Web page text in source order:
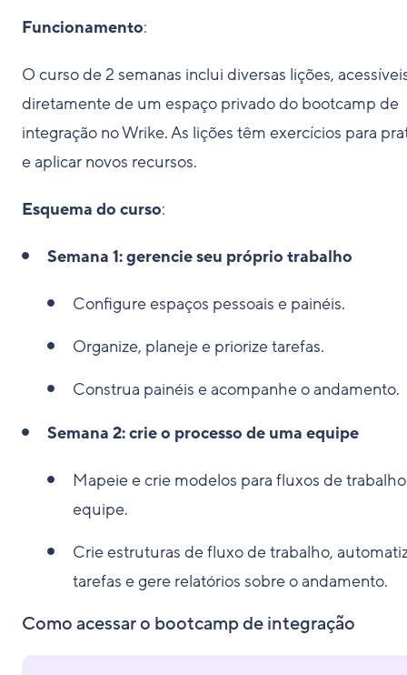
Funcionamento:
O curso de 2 semanas inclui diversas lições,
diretamente de um espaço privado do bootcamp de
integração no Wrike. As lições têm exercícios para
e aplicar novos recursos.
Esquema do curso:
Semana 1: gerencie seu próprio trabalho
Configure espaços pessoais e painéis.
Organize, planeje e priorize tarefas.
Construa painéis e acompanhe o andamento.
Semana 2: crie o processo de uma equipe
Mapeie e crie modelos para fluxos de
equipe.
Crie estruturas de fluxo de trabalho,
tarefas e gere relatórios sobre o andamento.
Como acessar o bootcamp de integração